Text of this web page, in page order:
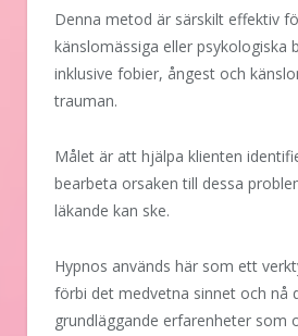
Denna metod är särskilt effektiv
känslomässiga eller psykologiska
inklusive fobier, ångest och
trauman.
Målet är att hjälpa klienten
bearbeta orsaken till dessa
läkande kan ske.
Hypnos används här som ett
förbi det medvetna sinnet och nå
grundläggande erfarenheter som